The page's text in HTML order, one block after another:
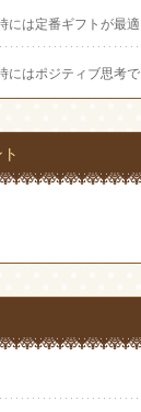
には定番ギフトが最適
にはポジティブ思考で